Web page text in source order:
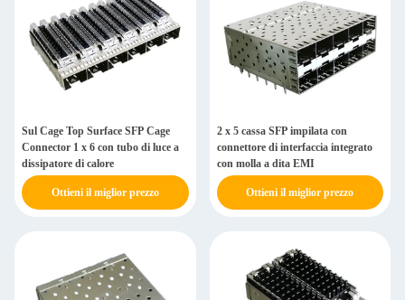
Sul Cage Top Surface SFP Cage
Connector 1 x 6 con tubo di luce a
dissipatore di calore
Ottieni il miglior prezzo
2 x 5 cassa SFP impilata con
connettore di interfaccia integrato
con molla a dita EMI
Ottieni il miglior prezzo